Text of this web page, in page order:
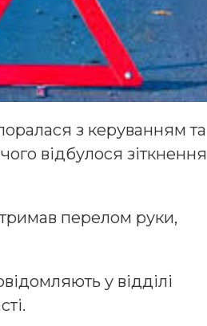
з керуванням та
відбулося зіткнення
перелом руки,
у відділі